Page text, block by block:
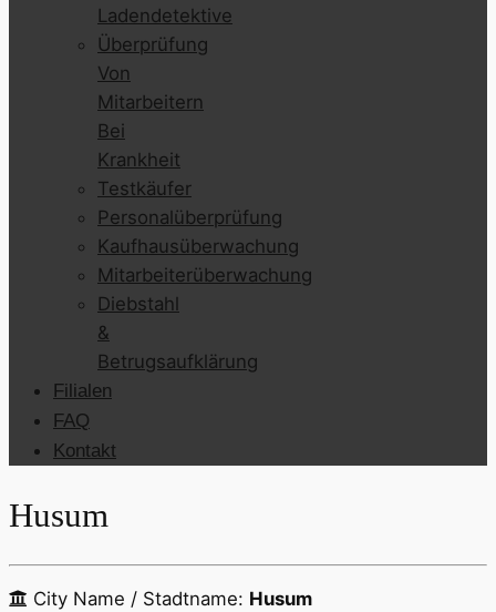
Ladendetektive
Überprüfung
Von
Mitarbeitern
Bei
Krankheit
Testkäufer
Personalüberprüfung
Kaufhausüberwachung
Mitarbeiterüberwachung
Diebstahl
&
Betrugsaufklärung
Filialen
FAQ
Kontakt
Husum
City Name / Stadtname: Husum